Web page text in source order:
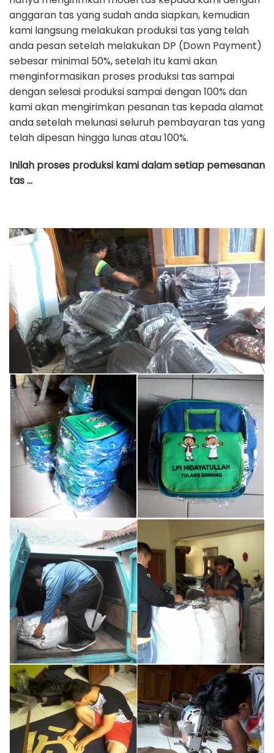
anggaran tas yang sudah anda siapkan, kemudian
kami langsung melakukan produksi tas yang telah
anda pesan setelah melakukan DP (Down Payment)
sebesar minimal 50%, setelah itu kami akan
menginformasikan proses produksi tas sampai
dengan selesai produksi sampai dengan 100% dan
kami akan mengirimkan pesanan tas kepada alamat
anda setelah melunasi seluruh pembayaran tas yang
telah dipesan hingga lunas atau 100%.
Inilah proses produksi kami dalam setiap pemesanan
tas …